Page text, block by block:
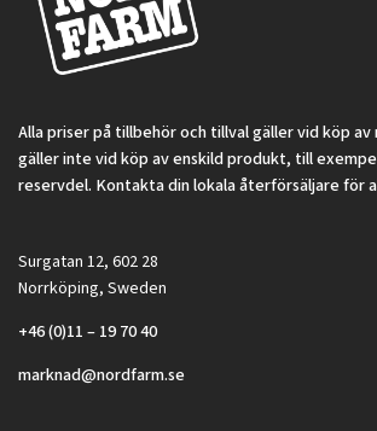
Alla priser på tillbehör och tillval gäller vid köp av
gäller inte vid köp av enskild produkt, till
reservdel. Kontakta din lokala återförsäljare för
Surgatan 12, 602 28
Norrköping, Sweden
+46 (0)11 – 19 70 40
marknad@nordfarm.se